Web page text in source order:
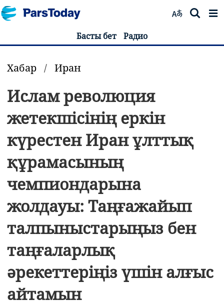
Басты бет Радио
Хабар / Иран
Ислам революция
жетекшісінің еркін
күрестен Иран ұлттық
құрамасының
чемпиондарына
жолдауы: Таңғажайып
талпыныстарыңыз бен
таңғаларлық
әрекеттеріңіз үшін алғыс
айтамын